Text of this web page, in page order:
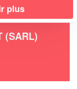
(SARL)
plus